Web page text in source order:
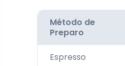
Método de
Preparo
Espresso